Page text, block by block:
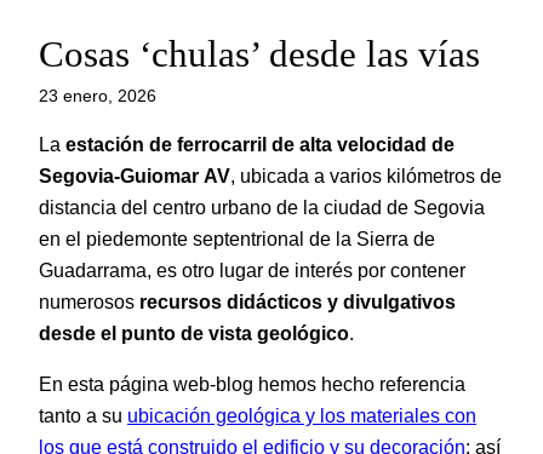
Cosas ‘chulas’ desde las vías
23 enero, 2026
La estación de ferrocarril de alta velocidad de
Segovia-Guiomar AV, ubicada a varios kilómetros de
distancia del centro urbano de la ciudad de Segovia
en el piedemonte septentrional de la Sierra de
Guadarrama, es otro lugar de interés por contener
numerosos recursos didácticos y divulgativos
desde el punto de vista geológico.
En esta página web-blog hemos hecho referencia
tanto a su ubicación geológica y los materiales con
los que está construido el edificio y su decoración; así